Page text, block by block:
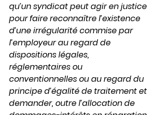
qu’un syndicat peut agir en justice
pour faire reconnaître l’existence
d’une irrégularité commise par
l’employeur au regard de
dispositions légales,
réglementaires ou
conventionnelles ou au regard du
principe d’égalité de traitement et
demander, outre l’allocation de